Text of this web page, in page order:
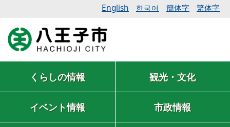
English 한국어 簡体字 繁体字
くらしの情報 観光・文化
イベント情報 市政情報